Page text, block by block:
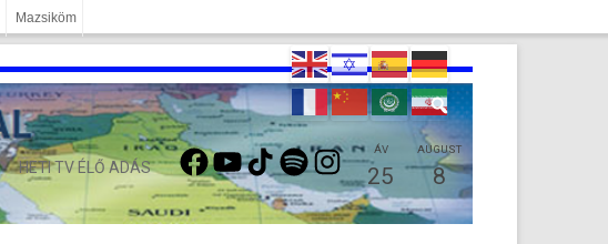
Mazsiköm
HETI TV ÉLŐ ADÁS
FACEBOOKYOUTUBETIKTOKSPOTIFYINSTAGRAMÁV
25
AUGUST
8